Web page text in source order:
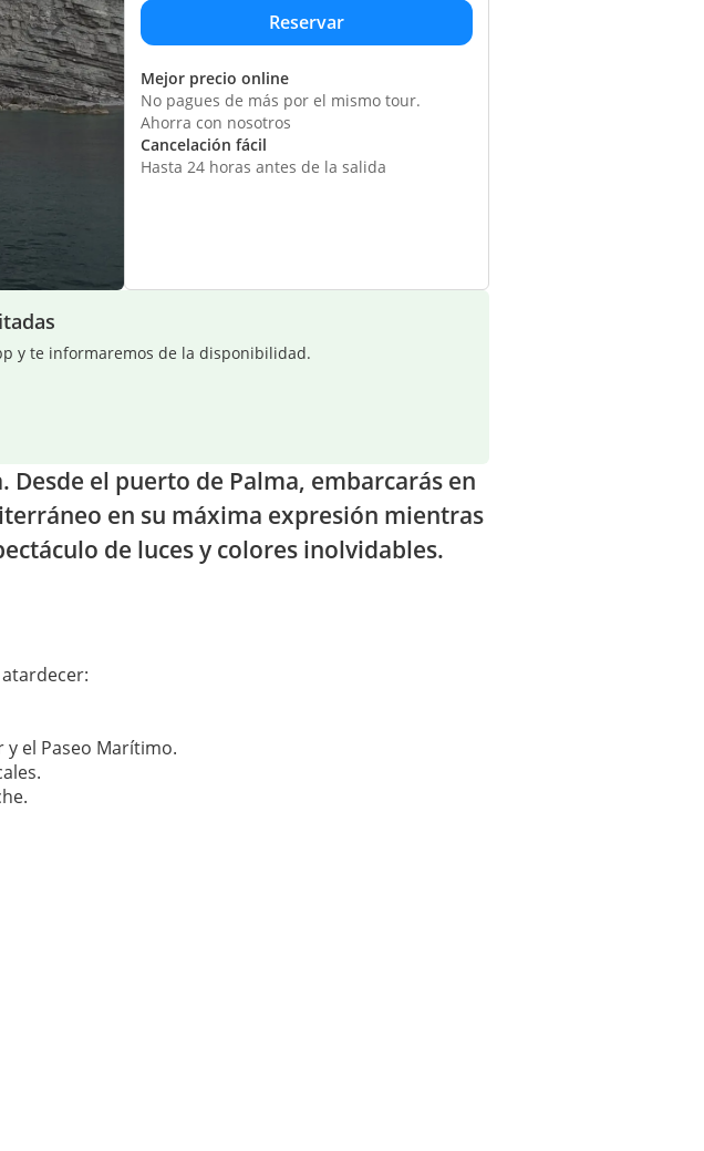
Mejor precio online
No pagues de más por el mismo tour.
Ahorra con nosotros
Cancelación fácil
Hasta 24 horas antes de la salida
y te informaremos de la disponibilidad.
el puerto de Palma, embarcarás en
en su máxima expresión mientras
de luces y colores inolvidables.
y el Paseo Marítimo.